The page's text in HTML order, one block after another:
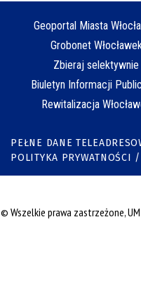
Geoportal Miasta
Grobonet
Zbieraj selektywnie
Biuletyn Informacji
Rewitalizacja
PEŁNE DANE
POLITYKA PRYWATNOŚCI
© Wszelkie prawa zastrzeżone, UM